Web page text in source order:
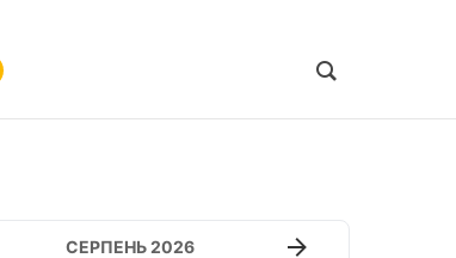
СЕРПЕНЬ 2026